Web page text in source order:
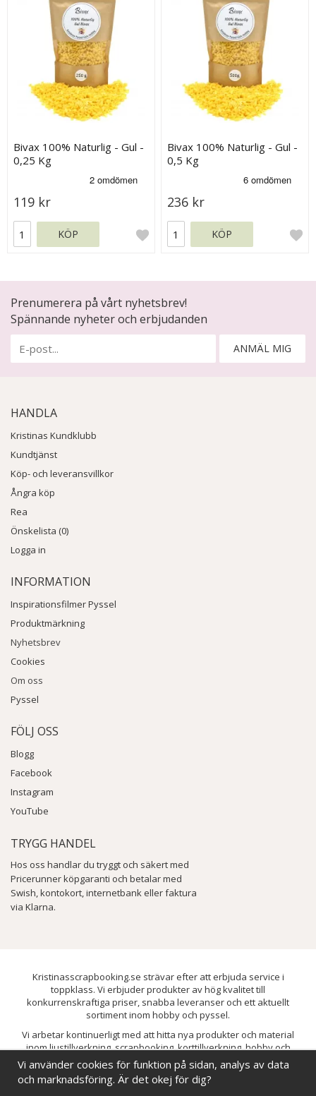
Bivax 100% Naturlig - Gul -
0,25 Kg
119 kr
KÖP
Bivax 100% Naturlig - Gul -
0,5 Kg
236 kr
KÖP
Prenumerera på vårt nyhetsbrev!
Spännande nyheter och erbjudanden
ANMÄL MIG
HANDLA
Kristinas Kundklubb
Kundtjänst
Köp- och leveransvillkor
Ångra köp
Rea
Önskelista (0)
Logga in
INFORMATION
Inspirationsfilmer Pyssel
Produktmärkning
Nyhetsbrev
Cookies
Om oss
Pyssel
FÖLJ OSS
Blogg
Facebook
Instagram
YouTube
TRYGG HANDEL
Hos oss handlar du tryggt och säkert med
Pricerunner köpgaranti och betalar med
Swish, kontokort, internetbank eller faktura
via Klarna.
Kristinasscrapbooking.se strävar efter att erbjuda service i
toppklass. Vi erbjuder produkter av hög kvalitet till
konkurrenskraftiga priser, snabba leveranser och ett aktuellt
sortiment inom hobby och pyssel.
Vi arbetar kontinuerligt med att hitta nya produkter och material
inom ljustillverkning, scrapbooking, korttillverkning, hobby och
pyssel. Målet är att bredda sortimentet och löpande förbättra och
utveckla vårt utbud, så att du alltid kan hitta det du behöver hos oss.
Vi använder cookies för funktion på sidan, analys av data
och marknadsföring. Är det okej för dig?